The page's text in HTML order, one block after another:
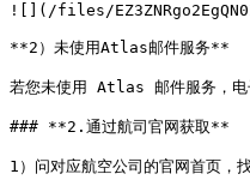
![](/files/
**2）未使用Atlas邮件服务**
若您未使用 Atlas 邮件服务，电
### **2.通过航司官网获取**
1）问对应航空公司的官网首页，